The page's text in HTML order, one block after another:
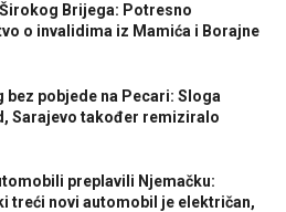
Brijega: Potresno
o invalidima iz Mamića i Borajne
bez pobjede na Pecari: Sloga
Sarajevo također remiziralo
preplavili Njemačku:
treći novi automobil je električan,